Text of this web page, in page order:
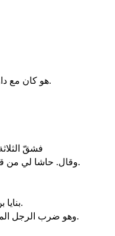
هو كان مع داود في فسّ دمّيم وقد اجتمع هناك الفلسطينيون للحرب. وكانت قطعة الحقل مملوءة شعيرا فهرب الشعب من امام الفلسطينيين.
فشقّ
وقال. حاشا لي من قبل الهي ان افعل ذلك. أأشرب دم هؤلاء الرجال بانفسهم. لانهم انما أتوا به بانفسهم. ولم يشأ ان يشربه. هذا ما فعله الابطال الثلاثة.
بنايا بن يهوياداع ابن ذي بأس كثير الافعال من قبصئيل. هو الذي ضرب اسدي موآب وهو الذي نزل وضرب اسدا في وسط جب يوم الثلج.
وهو ضرب الرجل المصري الذي قامته خمس اذرع. وفي يد المصري رمح كنول النسّاجين. فنزل اليه بعصا وخطف الرمح من يد المصري وقتله برمحه.